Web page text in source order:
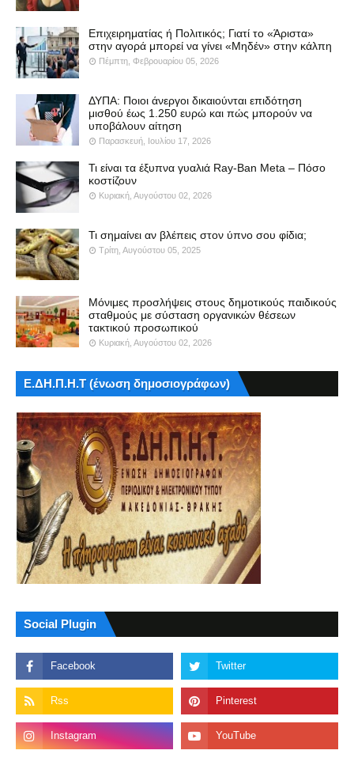
Επιχειρηματίας ή Πολιτικός; Γιατί το «Άριστα»
στην αγορά μπορεί να γίνει «Μηδέν» στην κάλπη
Πέμπτη, Φεβρουαρίου 05, 2026
ΔΥΠΑ: Ποιοι άνεργοι δικαιούνται επιδότηση
μισθού έως 1.250 ευρώ και πώς μπορούν να
υποβάλουν αίτηση
Παρασκευή, Ιουλίου 17, 2026
Τι είναι τα έξυπνα γυαλιά Ray-Ban Meta – Πόσο
κοστίζουν
Κυριακή, Αυγούστου 02, 2026
Τι σημαίνει αν βλέπεις στον ύπνο σου φίδια;
Τρίτη, Αυγούστου 05, 2025
Μόνιμες προσλήψεις στους δημοτικούς παιδικούς
σταθμούς με σύσταση οργανικών θέσεων
τακτικού προσωπικού
Κυριακή, Αυγούστου 02, 2026
Ε.ΔΗ.Π.Η.Τ (ένωση δημοσιογράφων)
Social Plugin